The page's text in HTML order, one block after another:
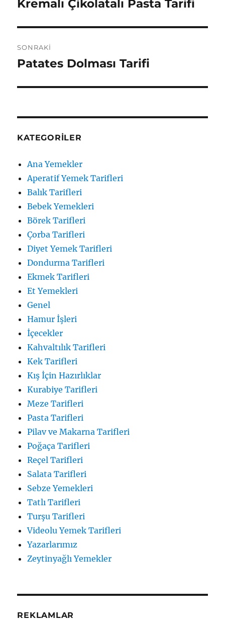
Önceki
Kremalı Çikolatalı Pasta Tarifi
SONRAKI
Sonraki
Patates Dolması Tarifi
KATEGORILER
Ana Yemekler
Aperatif Yemek Tarifleri
Balık Tarifleri
Bebek Yemekleri
Börek Tarifleri
Çorba Tarifleri
Diyet Yemek Tarifleri
Dondurma Tarifleri
Ekmek Tarifleri
Et Yemekleri
Genel
Hamur İşleri
İçecekler
Kahvaltılık Tarifleri
Kek Tarifleri
Kış İçin Hazırlıklar
Kurabiye Tarifleri
Meze Tarifleri
Pasta Tarifleri
Pilav ve Makarna Tarifleri
Poğaça Tarifleri
Reçel Tarifleri
Salata Tarifleri
Sebze Yemekleri
Tatlı Tarifleri
Turşu Tarifleri
Videolu Yemek Tarifleri
Yazarlarımız
Zeytinyağlı Yemekler
REKLAMLAR